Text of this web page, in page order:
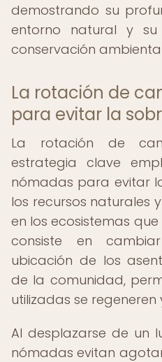
demostrando su
entorno natural y
conservación
La rotación de
para evitar la
La rotación de
estrategia clave
nómadas para evitar
los recursos naturales
en los ecosistemas
consiste en
ubicación de los
de la comunidad,
utilizadas se regeneren
Al desplazarse de un
nómadas evitan